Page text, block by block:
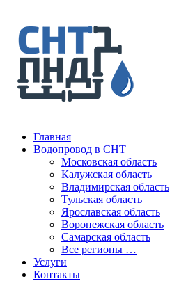
Главная
Водопровод в СНТ
Московская область
Калужская область
Владимирская область
Тульская область
Ярославская область
Воронежская область
Самарская область
Все регионы …
Услуги
Контакты